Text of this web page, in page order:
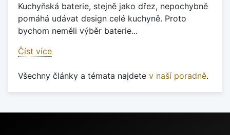
Kuchyňská baterie, stejně jako dřez, nepochybně
pomáhá udávat design celé kuchyně. Proto
bychom neměli výběr baterie...
Číst více
Všechny články a témata najdete v naší poradně.